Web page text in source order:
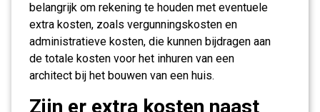
belangrijk om rekening te houden met eventuele
extra kosten, zoals vergunningskosten en
administratieve kosten, die kunnen bijdragen aan
de totale kosten voor het inhuren van een
architect bij het bouwen van een huis.
Zijn er extra kosten naast